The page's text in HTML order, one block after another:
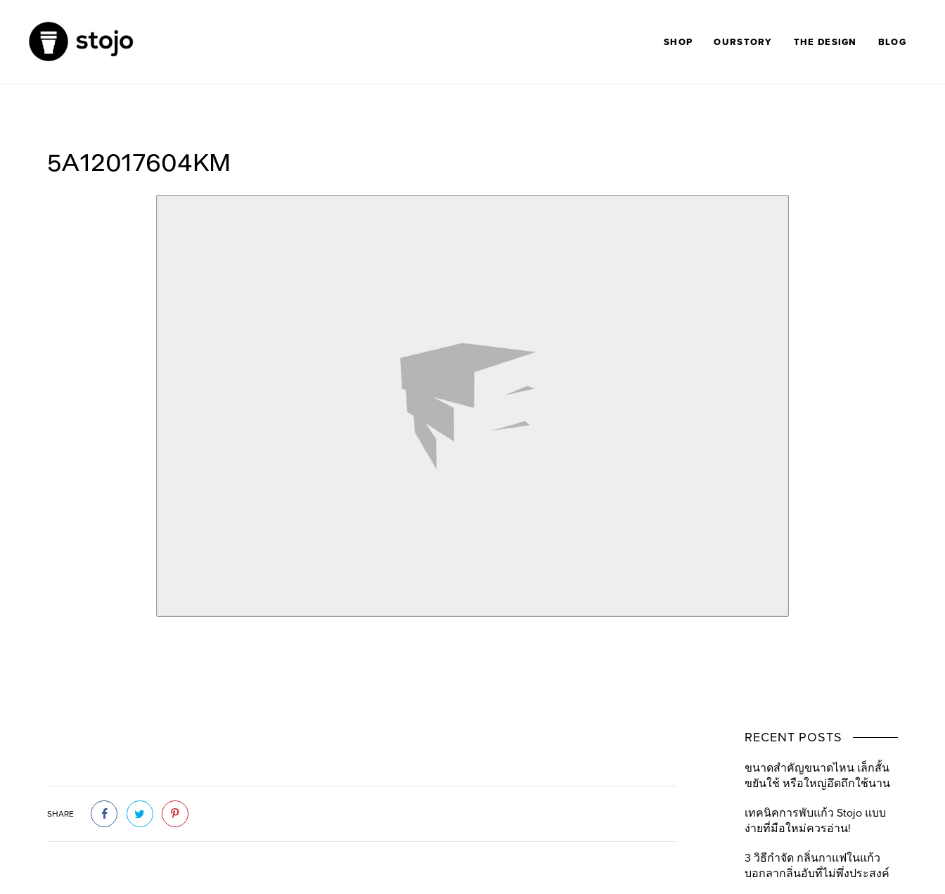
SHOP OURSTORY THE DESIGN BLOG
5A12017604KM
SHARE
RECENT POSTS
ขนาดสำคัญขนาดไหน เล็กสั้น
ขยันใช้ หรือใหญ่อึดถึกใช้นาน
เทคนิคการพับแก้ว Stojo แบบ
ง่ายที่มือใหม่ควรอ่าน!
3 วิธีกำจัด กลิ่นกาแฟในแก้ว
บอกลากลิ่นอับที่ไม่พึ่งประสงค์